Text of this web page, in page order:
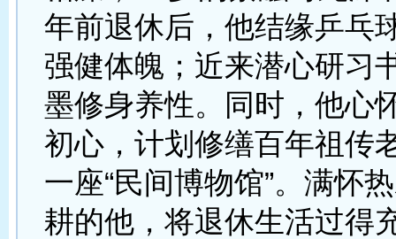
年前退休后，他结缘乒乓
强健体魄；近来潜心研习
墨修身养性。同时，他心
初心，计划修缮百年祖传
一座“民间博物馆”。满怀
耕的他，将退休生活过得